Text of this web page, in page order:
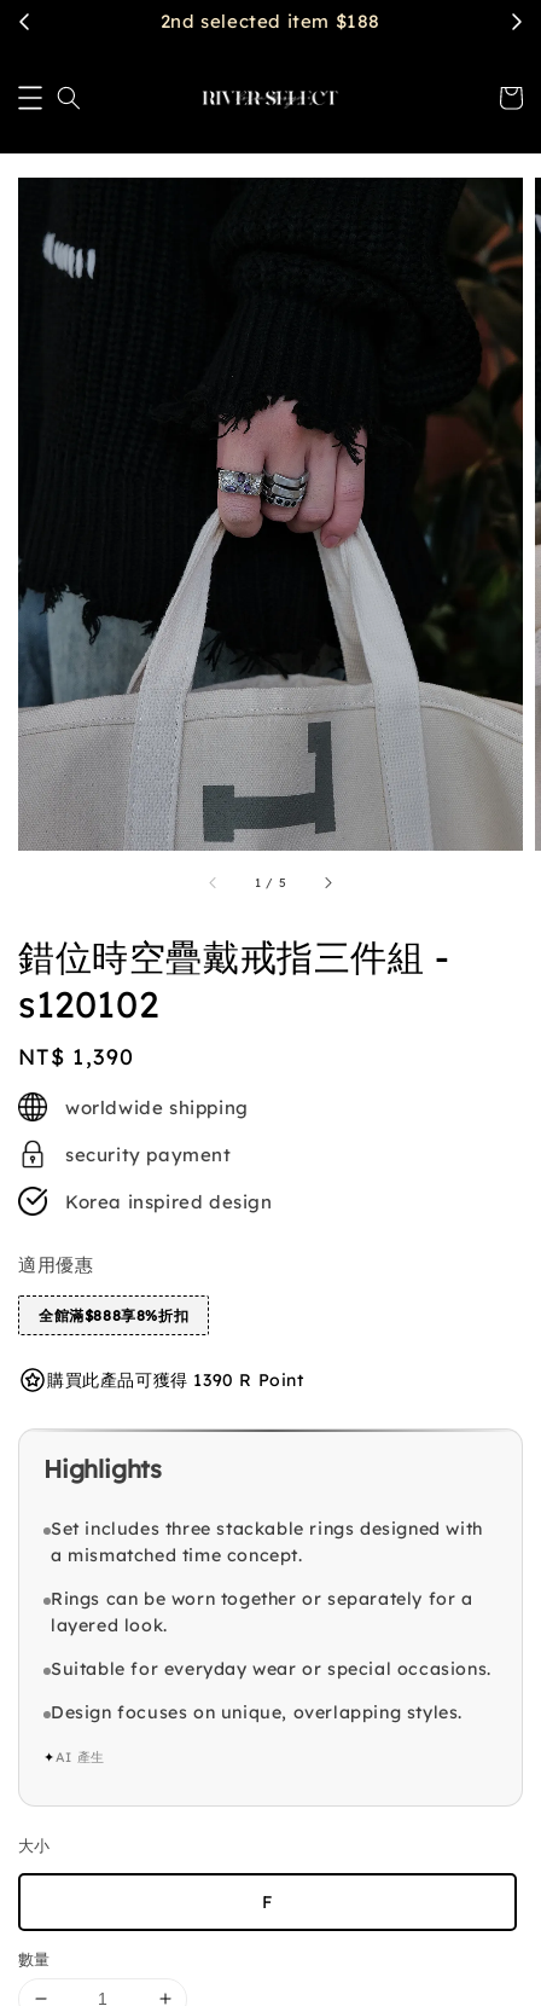
2nd selected item $188
1 / 5
錯位時空疊戴戒指三件組 -
s120102
Regular
price
NT$ 1,390
worldwide shipping
security payment
Korea inspired design
適用優惠
全館滿$888享8%折扣
購買此產品可獲得 1390 R Point
Highlights
Set includes three stackable rings designed with
a mismatched time concept.
Rings can be worn together or separately for a
layered look.
Suitable for everyday wear or special occasions.
Design focuses on unique, overlapping styles.
✦AI 產生
大小
F
數量